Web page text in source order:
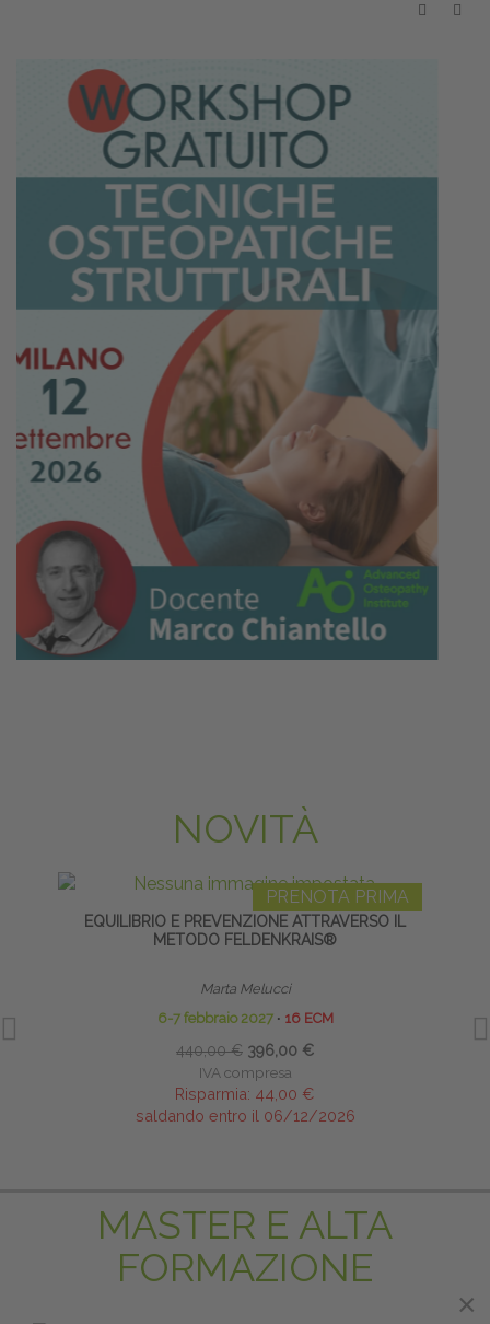
NOVITÀ
PRENOTA PRIMA
EQUILIBRIO E PREVENZIONE ATTRAVERSO IL
METODO FELDENKRAIS®
Marta Melucci
6-7 febbraio 2027 ∙ 16 ECM
440,00 € 396,00 €
IVA compresa
Risparmia: 44,00 €
saldando entro il 06/12/2026
MASTER E ALTA
FORMAZIONE
×
×